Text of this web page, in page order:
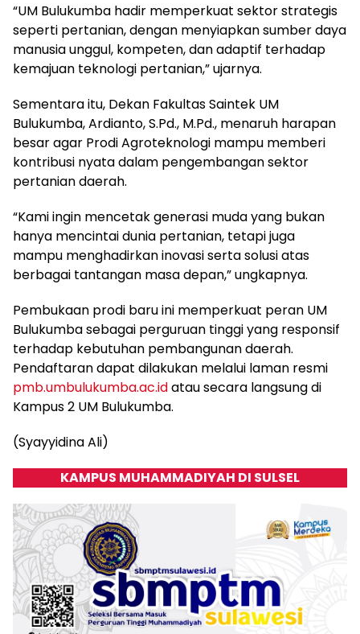
“UM Bulukumba hadir memperkuat sektor strategis
seperti pertanian, dengan menyiapkan sumber daya
manusia unggul, kompeten, dan adaptif terhadap
kemajuan teknologi pertanian,” ujarnya.
Sementara itu, Dekan Fakultas Saintek UM
Bulukumba, Ardianto, S.Pd., M.Pd., menaruh harapan
besar agar Prodi Agroteknologi mampu memberi
kontribusi nyata dalam pengembangan sektor
pertanian daerah.
“Kami ingin mencetak generasi muda yang bukan
hanya mencintai dunia pertanian, tetapi juga
mampu menghadirkan inovasi serta solusi atas
berbagai tantangan masa depan,” ungkapnya.
Pembukaan prodi baru ini memperkuat peran UM
Bulukumba sebagai perguruan tinggi yang responsif
terhadap kebutuhan pembangunan daerah.
Pendaftaran dapat dilakukan melalui laman resmi
pmb.umbulukumba.ac.idatau secara langsung di
Kampus 2 UM Bulukumba.
(Syayyidina Ali)
KAMPUS MUHAMMADIYAH DI SULSEL